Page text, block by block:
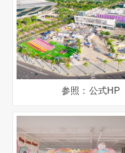
参照：公式HP